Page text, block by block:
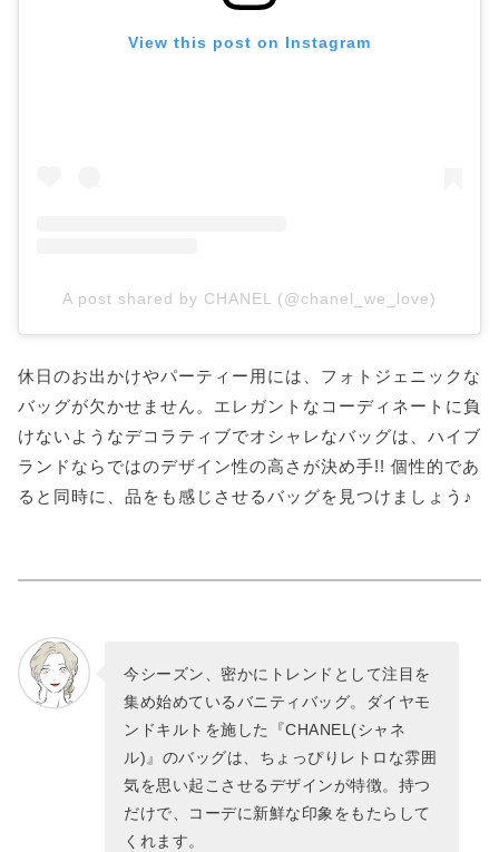
View this post on Instagram
A post shared by CHANEL (@chanel_we_love)
休日のお出かけやパーティー用には、フォトジェニックな
バッグが欠かせません。エレガントなコーディネートに負
けないようなデコラティブでオシャレなバッグは、ハイブ
ランドならではのデザイン性の高さが決め手!! 個性的であ
ると同時に、品をも感じさせるバッグを見つけましょう♪
今シーズン、密かにトレンドとして注目を
集め始めているバニティバッグ。ダイヤモ
ンドキルトを施した『CHANEL(シャネ
ル)』のバッグは、ちょっぴりレトロな雰囲
気を思い起こさせるデザインが特徴。持つ
だけで、コーデに新鮮な印象をもたらして
くれます。